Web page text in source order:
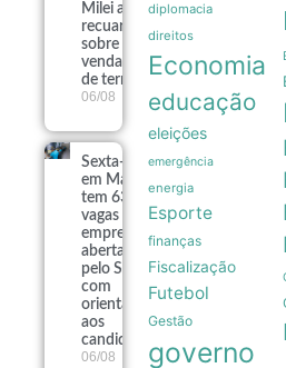
Milei a
recuar
sobre
venda
de terras
06/08
Sexta-feira
em Manaus
tem 639
vagas de
emprego
abertas
pelo Sine
com
orientações
aos
candidatos
06/08
diplomacia
direitos
Economia
educação
eleições
emergência
energia
Esporte
finanças
Fiscalização
Futebol
Gestão
governo